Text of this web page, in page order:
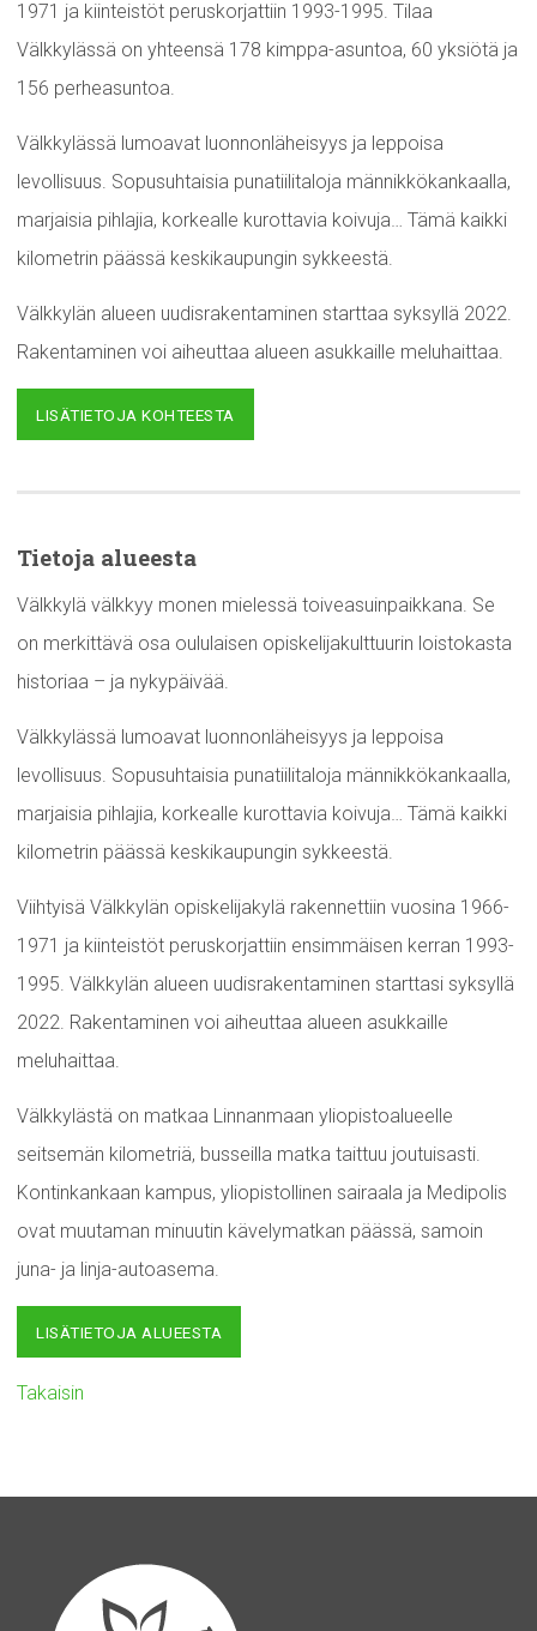
1971 ja kiinteistöt peruskorjattiin 1993-1995. Tilaa
Välkkylässä on yhteensä 178 kimppa-asuntoa, 60 yksiötä ja
156 perheasuntoa.
Välkkylässä lumoavat luonnonläheisyys ja leppoisa
levollisuus. Sopusuhtaisia punatiilitaloja männikkökankaalla,
marjaisia pihlajia, korkealle kurottavia koivuja… Tämä kaikki
kilometrin päässä keskikaupungin sykkeestä.
Välkkylän alueen uudisrakentaminen starttaa syksyllä 2022.
Rakentaminen voi aiheuttaa alueen asukkaille meluhaittaa.
LISÄTIETOJA KOHTEESTA
Tietoja alueesta
Välkkylä välkkyy monen mielessä toiveasuinpaikkana. Se
on merkittävä osa oululaisen opiskelijakulttuurin loistokasta
historiaa – ja nykypäivää.
Välkkylässä lumoavat luonnonläheisyys ja leppoisa
levollisuus. Sopusuhtaisia punatiilitaloja männikkökankaalla,
marjaisia pihlajia, korkealle kurottavia koivuja… Tämä kaikki
kilometrin päässä keskikaupungin sykkeestä.
Viihtyisä Välkkylän opiskelijakylä rakennettiin vuosina 1966-
1971 ja kiinteistöt peruskorjattiin ensimmäisen kerran 1993-
1995. Välkkylän alueen uudisrakentaminen starttasi syksyllä
2022. Rakentaminen voi aiheuttaa alueen asukkaille
meluhaittaa.
Välkkylästä on matkaa Linnanmaan yliopistoalueelle
seitsemän kilometriä, busseilla matka taittuu joutuisasti.
Kontinkankaan kampus, yliopistollinen sairaala ja Medipolis
ovat muutaman minuutin kävelymatkan päässä, samoin
juna- ja linja-autoasema.
LISÄTIETOJA ALUEESTA
Takaisin